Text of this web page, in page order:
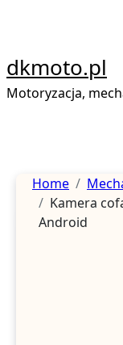
dkmoto.pl
Motoryzacja,
Home
Kamera
Android